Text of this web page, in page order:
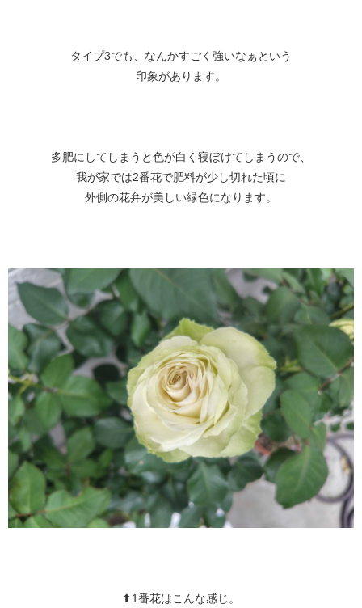
タイプ3でも、なんかすごく強いなぁという
印象があります。
多肥にしてしまうと色が白く寝ぼけてしまうので、
我が家では2番花で肥料が少し切れた頃に
外側の花弁が美しい緑色になります。
⬆1番花はこんな感じ。